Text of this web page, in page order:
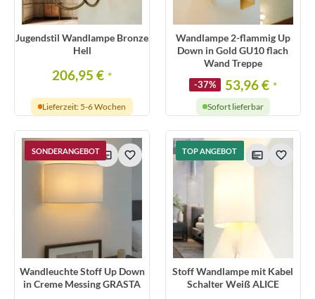
Jugendstil Wandlampe Bronze
Hell
206,95 € *
Lieferzeit: 5-6 Wochen
Wandlampe 2-flammig Up
Down in Gold GU10 flach
Wand Treppe
-37% 53,96 € *
Sofort lieferbar
SONDERANGEBOT
Wandleuchte Stoff Up Down
in Creme Messing GRASTA
TOP ANGEBOT
Stoff Wandlampe mit Kabel
Schalter Weiß ALICE